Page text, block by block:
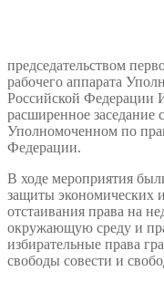
председательством
рабочего аппарата
Российской Федерации
расширенное заседание
Уполномоченном по
Федерации.
В ходе мероприятия
защиты экономических
отстаивания права на
окружающую среду и
избирательные права
свободы совести и